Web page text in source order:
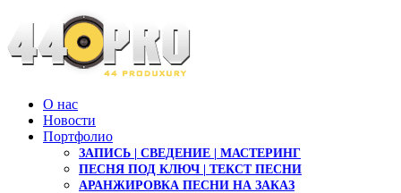
О нас
Новости
Портфолио
ЗАПИСЬ | СВЕДЕНИЕ | МАСТЕРИНГ
ПЕСНЯ ПОД КЛЮЧ | ТЕКСТ ПЕСНИ
АРАНЖИРОВКА ПЕСНИ НА ЗАКАЗ